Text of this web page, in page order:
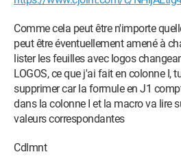
Comme cela peut être n'importe
peut être éventuellement amené à
lister les feuilles avec logos
LOGOS, ce que j'ai fait en colonne I,
supprimer car la formule en J1
dans la colonne I et la macro va lire
valeurs correspondantes
Cdlmnt